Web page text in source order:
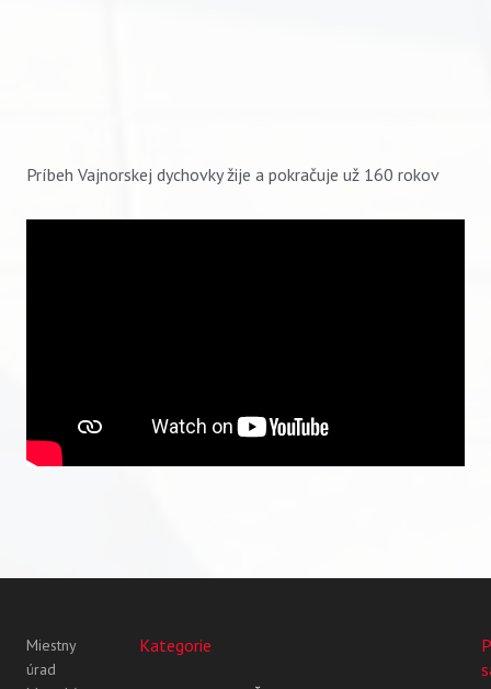
Príbeh Vajnorskej dychovky žije a pokračuje už 160 rokov
Miestny
úrad
Kategorie